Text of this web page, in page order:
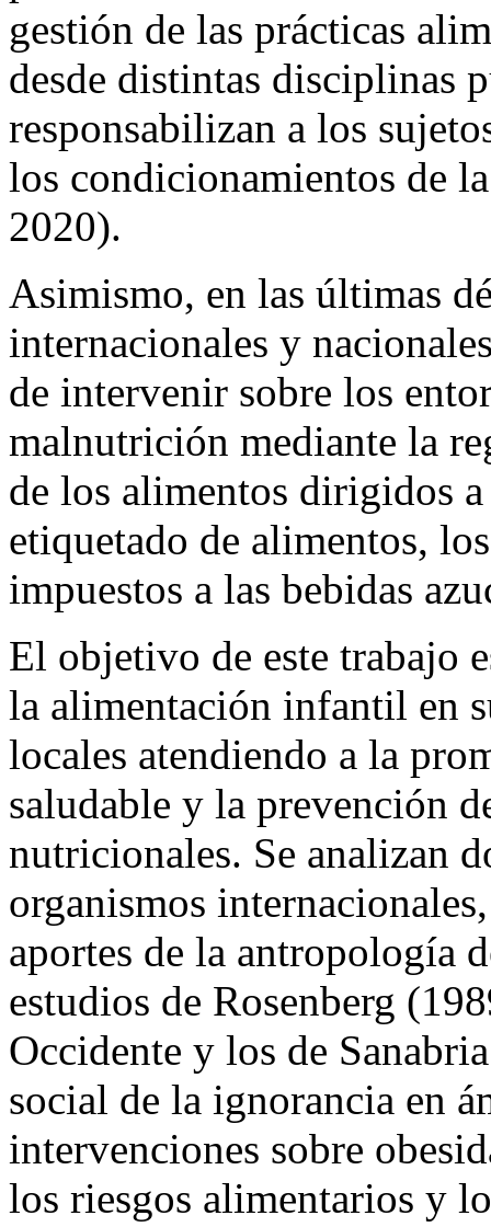
gestión de las prácticas
desde distintas disciplinas
responsabilizan a los
los condicionamientos de
2020).
Asimismo, en las últimas
internacionales y
de intervenir sobre los
malnutrición mediante la
de los alimentos dirigidos
etiquetado de alimentos,
impuestos a las bebidas
El objetivo de este trabajo
la alimentación infantil en
locales atendiendo a la
saludable y la prevención
nutricionales. Se analizan
organismos
aportes de la antropología
estudios de Rosenberg
Occidente y los de
social de la ignorancia en
intervenciones sobre
los riesgos alimentarios y